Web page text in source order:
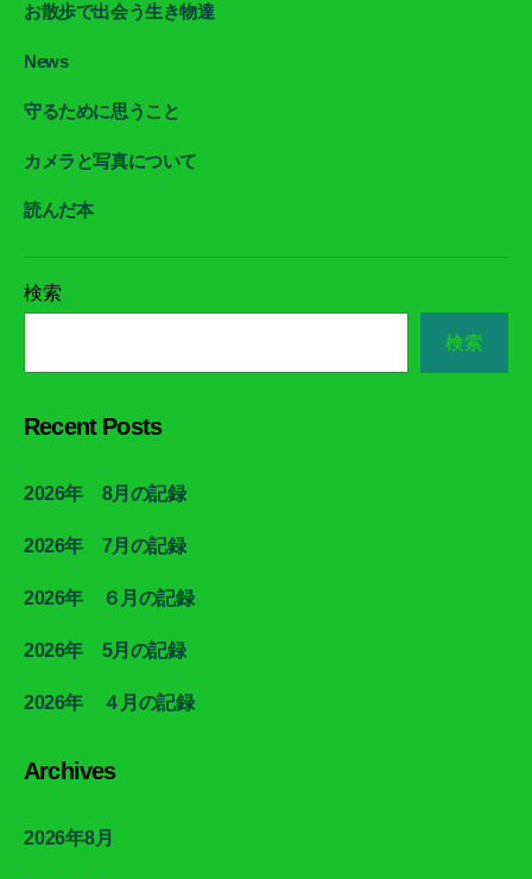
お散歩で出会う生き物達
News
守るために思うこと
カメラと写真について
読んだ本
検索
検索
Recent Posts
2026年 8月の記録
2026年 7月の記録
2026年 ６月の記録
2026年 5月の記録
2026年 ４月の記録
Archives
2026年8月